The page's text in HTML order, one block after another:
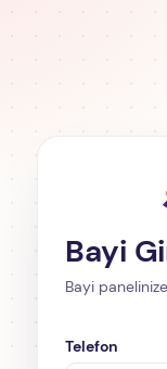
Bayi
Bayi
Telefon